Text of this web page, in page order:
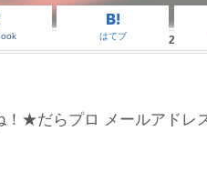
はてブ
この記事は 約2分 で
！★だらプロ メールアドレ